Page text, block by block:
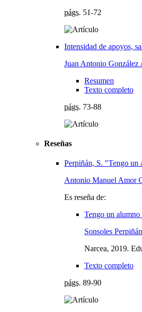
págs. 51-72
Intensidad de apoyos,
Juan Antonio González
Resumen
Texto completo
págs. 73-88
Reseñas
Perpiñán, S. "Tengo un
Antonio Manuel Amor
Es reseña de:
Tengo un
Sonsoles
Narcea, 2019.
Texto completo
págs. 89-90